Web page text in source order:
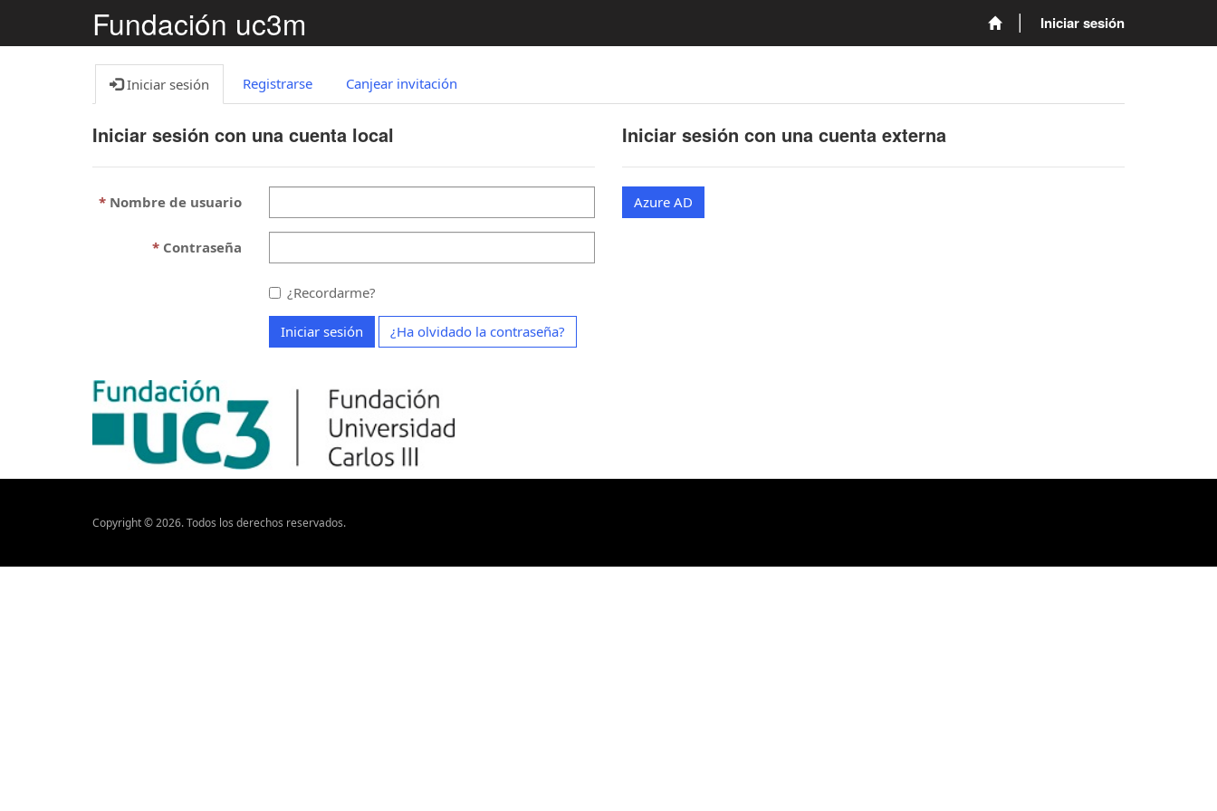
Fundación uc3m Iniciar sesión
Iniciar sesión Registrarse Canjear invitación
Iniciar sesión con una cuenta local
Nombre de usuario
Contraseña
¿Recordarme?
Iniciar sesión ¿Ha olvidado la contraseña?
Iniciar sesión con una cuenta externa
Azure AD
Copyright ©2026. Todos los derechos reservados.